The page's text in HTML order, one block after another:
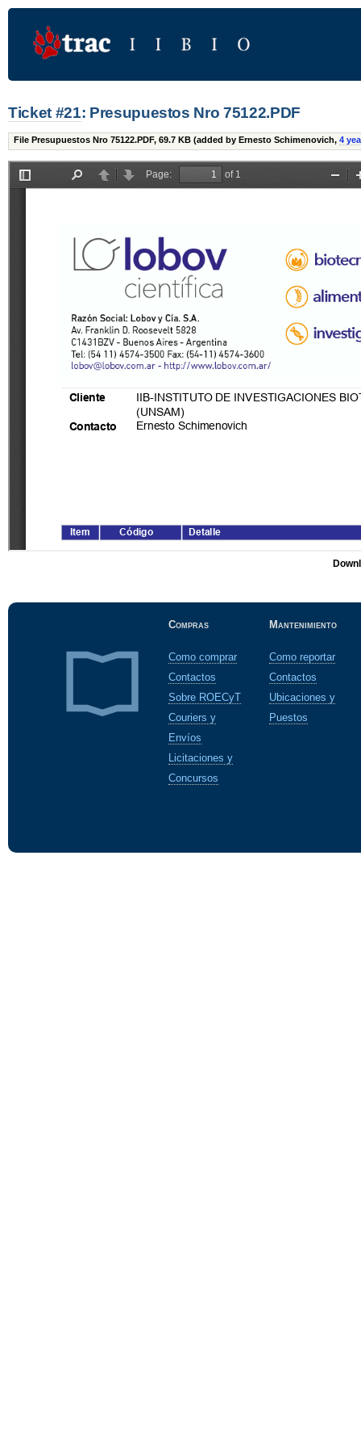
Ticket #21: Presupuestos Nro 75122.PDF
File Presupuestos Nro 75122.PDF, 69.7 KB(added by Ernesto Schimenovich, 4
Compras
Como comprar
Contactos
Sobre ROECyT
Couriers y
Envíos
Licitaciones y
Concursos
Mantenimiento
Como reportar
Contactos
Ubicaciones y
Puestos